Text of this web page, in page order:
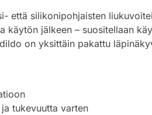
että silikonipohjaisten
jälkeen – suositellaan
on yksittäin pakattu
tukevuutta varten